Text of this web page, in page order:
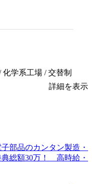
学系工場 / 交替制
詳細を表示